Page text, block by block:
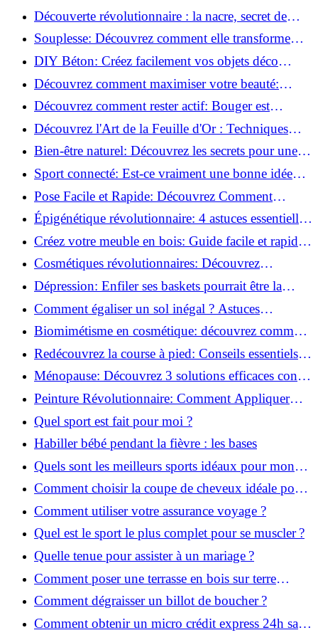
la corrosion en déco tendance!
Découverte révolutionnaire : la nacre, secret de
régénération inouï !
Souplesse: Découvrez comment elle transforme
votre performance sportive!
DIY Béton: Créez facilement vos objets déco
tendance!
Découvrez comment maximiser votre beauté:
Astuces et secrets révélés!
Découvrez comment rester actif: Bouger est
toujours possible!
Découvrez l'Art de la Feuille d'Or : Techniques
Incontournables pour Réussir!
Bien-être naturel: Découvrez les secrets pour une
vie saine!
Sport connecté: Est-ce vraiment une bonne idée
pour vous?
Pose Facile et Rapide: Découvrez Comment
Monter des Carreaux de Béton Cellulaire!
Épigénétique révolutionnaire: 4 astuces essentielles
pour transformer votre bien-être!
Créez votre meuble en bois: Guide facile et rapide
pour débutants!
Cosmétiques révolutionnaires: Découvrez
comment les fermes verticales transforment la
beauté!
Dépression: Enfiler ses baskets pourrait être la
solution!
Comment égaliser un sol inégal ? Astuces
infaillibles pour réussir !
Biomimétisme en cosmétique: découvrez comment
la nature inspire l'avenir des soins beauté!
Redécouvrez la course à pied: Conseils essentiels
pour reprendre!
Ménopause: Découvrez 3 solutions efficaces contre
les bouffées de chaleur!
Peinture Révolutionnaire: Comment Appliquer
Deux Couleurs Sur Une Porte!
Quel sport est fait pour moi ?
Habiller bébé pendant la fièvre : les bases
Quels sont les meilleurs sports idéaux pour mon
enfant ?
Comment choisir la coupe de cheveux idéale pour
votre visage ?
Comment utiliser votre assurance voyage ?
Quel est le sport le plus complet pour se muscler ?
Quelle tenue pour assister à un mariage ?
Comment poser une terrasse en bois sur terre
battue ?
Comment dégraisser un billot de boucher ?
Comment obtenir un micro crédit express 24h sans